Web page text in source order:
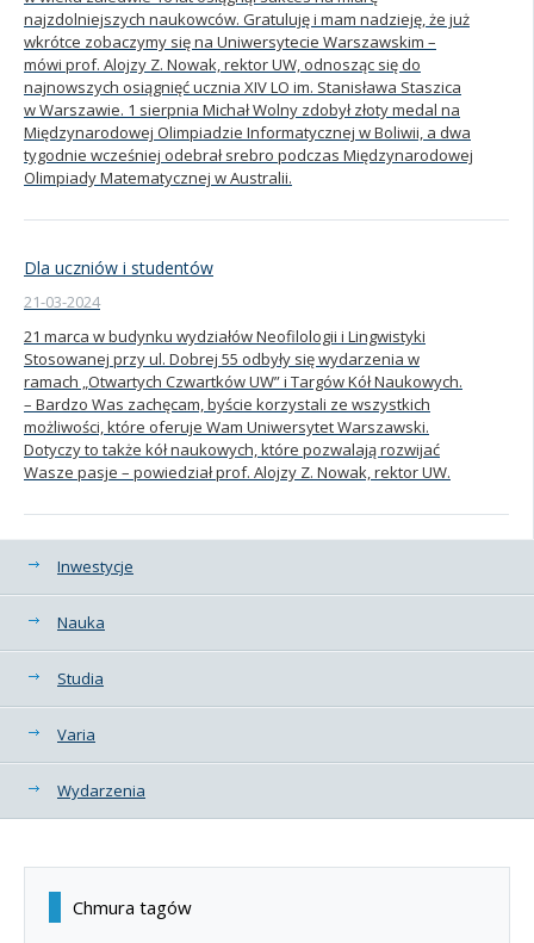
najzdolniejszych naukowców. Gratuluję i mam nadzieję, że już
wkrótce zobaczymy się na Uniwersytecie Warszawskim –
mówi prof. Alojzy Z. Nowak, rektor UW, odnosząc się do
najnowszych osiągnięć ucznia XIV LO im. Stanisława Staszica
w Warszawie. 1 sierpnia Michał Wolny zdobył złoty medal na
Międzynarodowej Olimpiadzie Informatycznej w Boliwii, a dwa
tygodnie wcześniej odebrał srebro podczas Międzynarodowej
Olimpiady Matematycznej w Australii.
Dla uczniów i studentów
21-03-2024
21 marca w budynku wydziałów Neofilologii i Lingwistyki
Stosowanej przy ul. Dobrej 55 odbyły się wydarzenia w
ramach „Otwartych Czwartków UW” i Targów Kół Naukowych.
– Bardzo Was zachęcam, byście korzystali ze wszystkich
możliwości, które oferuje Wam Uniwersytet Warszawski.
Dotyczy to także kół naukowych, które pozwalają rozwijać
Wasze pasje – powiedział prof. Alojzy Z. Nowak, rektor UW.
Kategorie
Inwestycje
Nauka
Studia
Varia
Wydarzenia
Chmura tagów